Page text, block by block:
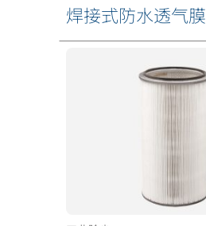
焊接式防水透气膜